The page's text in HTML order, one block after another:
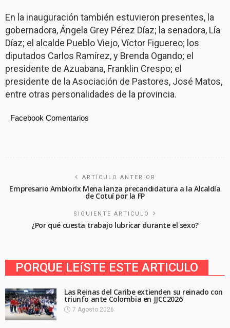
En la inauguración también estuvieron presentes, la
gobernadora, Ángela Grey Pérez Díaz; la senadora, Lía
Díaz; el alcalde Pueblo Viejo, Víctor Figuereo; los
diputados Carlos Ramírez, y Brenda Ogando; el
presidente de Azuabana, Franklin Crespo; el
presidente de la Asociación de Pastores, José Matos,
entre otras personalidades de la provincia.
Facebook Comentarios
ARTÍCULO ANTERIOR
Empresario Ambioríx Mena lanza precandidatura a la Alcaldía
de Cotuí por la FP
SIGUIENTE ARTICULO
¿Por qué cuesta trabajo lubricar durante el sexo?
PORQUE LEíSTE ESTE ARTICULO
Las Reinas del Caribe extienden su reinado con
triunfo ante Colombia en JJCC2026
7 Agosto 2026